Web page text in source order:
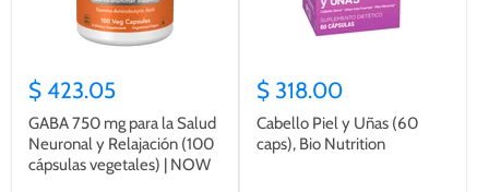
$ 423.05
GABA 750 mg para la Salud
Neuronal y Relajación (100
cápsulas vegetales) | NOW
$ 318.00
Cabello Piel y Uñas (60
caps), Bio Nutrition